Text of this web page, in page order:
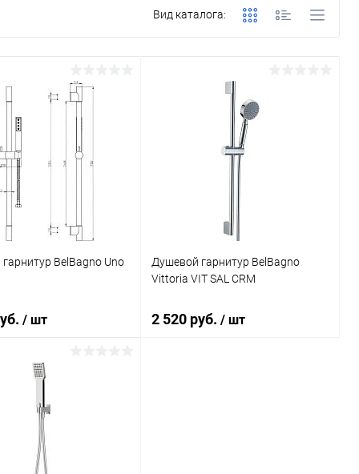
Вид каталога:
BelBagno Uno
/ шт
В корзину
в 1 клик
Душевой гарнитур BelBagno
Vittoria VIT SAL CRM
2 520 руб./ шт